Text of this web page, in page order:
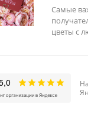
Самые
цветы с